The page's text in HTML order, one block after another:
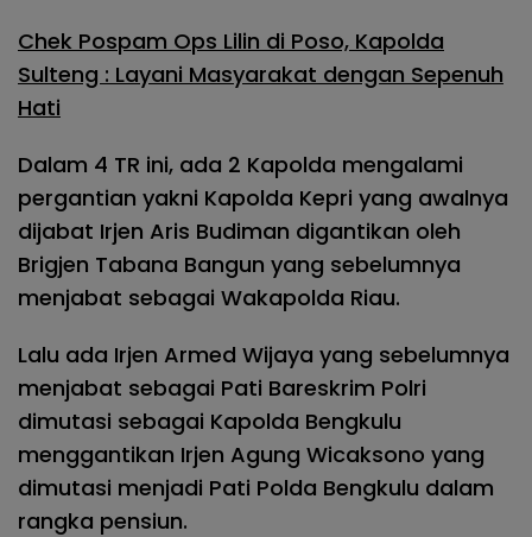
Chek Pospam Ops Lilin di Poso, Kapolda
Sulteng : Layani Masyarakat dengan Sepenuh
Hati
Dalam 4 TR ini, ada 2 Kapolda mengalami
pergantian yakni Kapolda Kepri yang awalnya
dijabat Irjen Aris Budiman digantikan oleh
Brigjen Tabana Bangun yang sebelumnya
menjabat sebagai Wakapolda Riau.
Lalu ada Irjen Armed Wijaya yang sebelumnya
menjabat sebagai Pati Bareskrim Polri
dimutasi sebagai Kapolda Bengkulu
menggantikan Irjen Agung Wicaksono yang
dimutasi menjadi Pati Polda Bengkulu dalam
rangka pensiun.